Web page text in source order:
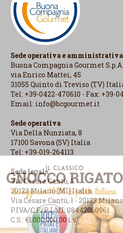
Sede operativa e amministrativa
Buona Compagnia Gourmet S.p.A.
via Enrico Mattei, 45
31055 Quinto di Treviso (TV)
Tel: +39-0422-470610 - Fax: +39-
Email: info@bcgourmet.it
Sede operativa
Via Della Nunziata, 8
17100 Savona (SV) Italia
Tel: +39-019-264113
Sede legale
Via Cesare Cantù, 1
20123 Milano (MI) Italia
Via Cesare Cantù, 1 - 20123
P.IVA/C.F./R.I.MI: 08442060961
C.S.: €1.000.000,00 i.v.